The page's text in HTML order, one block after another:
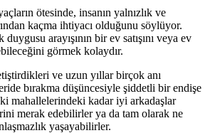
ötesinde, insanın yalnızlık ve
kaçma ihtiyacı olduğunu söylüyor.
arayışının bir ev satışını veya ev
görmek kolaydır.
ve uzun yıllar birçok anı
bırakma düşüncesiyle şiddetli bir endişe
mahallelerindeki kadar iyi arkadaşlar
merak edebilirler ya da tam olarak ne
yaşayabilirler.